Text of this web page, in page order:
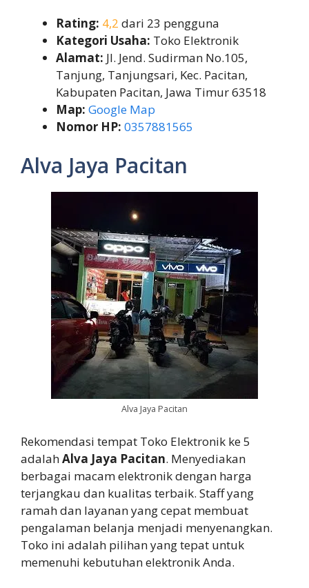
Rating: 4,2 dari 23 pengguna
Kategori Usaha: Toko Elektronik
Alamat: Jl. Jend. Sudirman No.105,
Tanjung, Tanjungsari, Kec. Pacitan,
Kabupaten Pacitan, Jawa Timur 63518
Map: Google Map
Nomor HP: 0357881565
Alva Jaya Pacitan
Alva Jaya Pacitan
Rekomendasi tempat Toko Elektronik ke 5
adalahAlva Jaya Pacitan. Menyediakan
berbagai macam elektronik dengan harga
terjangkau dan kualitas terbaik. Staff yang
ramah dan layanan yang cepat membuat
pengalaman belanja menjadi menyenangkan.
Toko ini adalah pilihan yang tepat untuk
memenuhi kebutuhan elektronik Anda.